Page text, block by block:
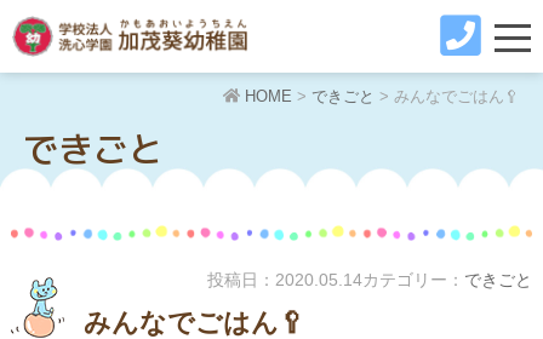
できごと
HOME > できごと >みんなでごはん🥄
投稿日： 2020.05.14カテゴリー： できごと
みんなでごはん🥄